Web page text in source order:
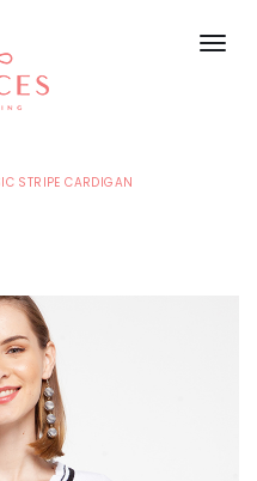
STRIPE CARDIGAN